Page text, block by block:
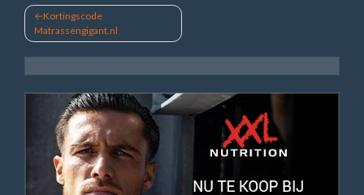
Bericht
navigatie
Kortingscode
Matrassengigant.nl